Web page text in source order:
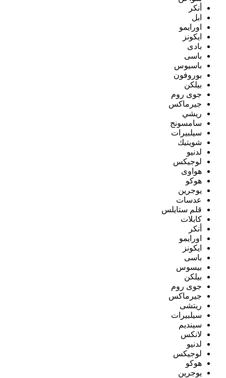
أنكر
ابل
اورايمو
ايكونز
بادى
باسى
باسيوس
بوروفون
بيلكن
جوى روم
جيرماكس
ريشي
سامسونج
سيلبيرات
شويتيك
لدنيو
لوجيكس
هواوى
هوكو
يوجرين
عدسات
قلم ستايلس
كابلات
أنكر
اورايمو
ايكونز
باسى
بيسوس
بيلكن
جوى روم
جيرماكس
ريتشى
سيلبيرات
سينديم
لانكس
لدنيو
لوجيكس
هوكو
يوجرين